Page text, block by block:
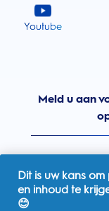
Youtube
Meld u aan
Dit is uw kans
en inhoud te
😊